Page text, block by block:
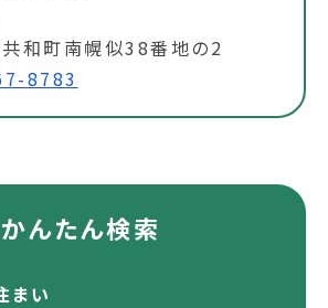
和町南幌似38番地の2
8783
かんたん検索
まい